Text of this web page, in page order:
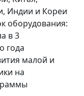
Индии и Кореи
оборудования:
в 3
года
малой и
на